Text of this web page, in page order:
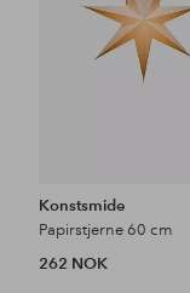
Konstsmide
Papirstjerne 60 cm
262 NOK